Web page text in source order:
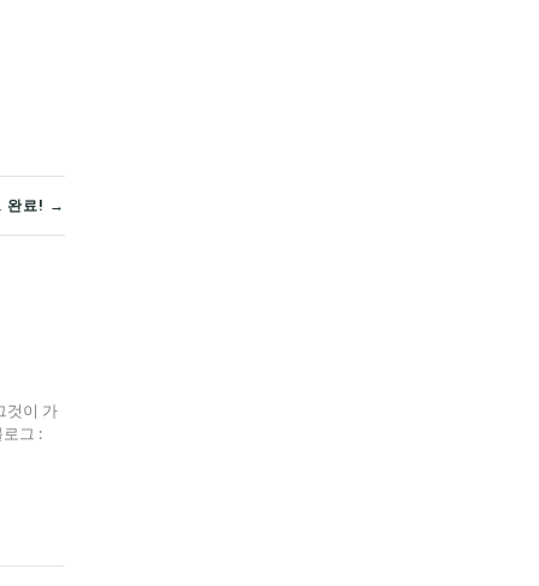
완료! →
것이 가
그 :